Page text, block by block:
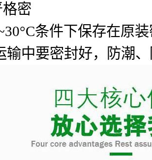
密
条件下保存在原
输中要密封好，防潮